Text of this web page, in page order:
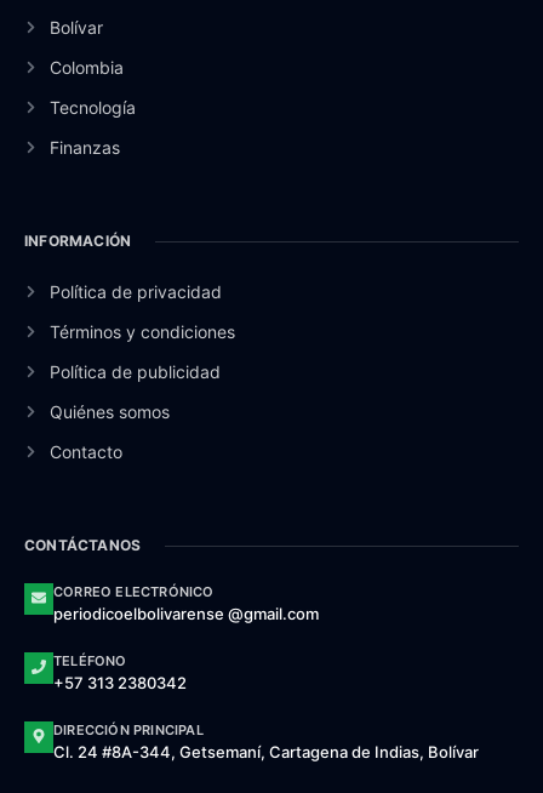
Bolívar
Colombia
Tecnología
Finanzas
INFORMACIÓN
Política de privacidad
Términos y condiciones
Política de publicidad
Quiénes somos
Contacto
CONTÁCTANOS
CORREO ELECTRÓNICO
periodicoelbolivarense @gmail.com
TELÉFONO
+57 313 2380342
DIRECCIÓN PRINCIPAL
Cl. 24 #8A-344, Getsemaní, Cartagena de Indias, Bolívar